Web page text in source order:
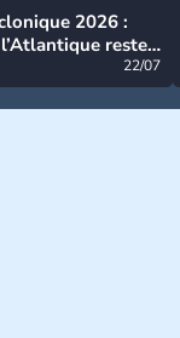
2026 :
reste
22/07